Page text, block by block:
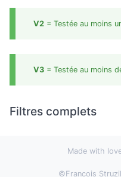
V2 = Testée au moins
V3 = Testée au moins
Filtres complets
Made with
©Francois